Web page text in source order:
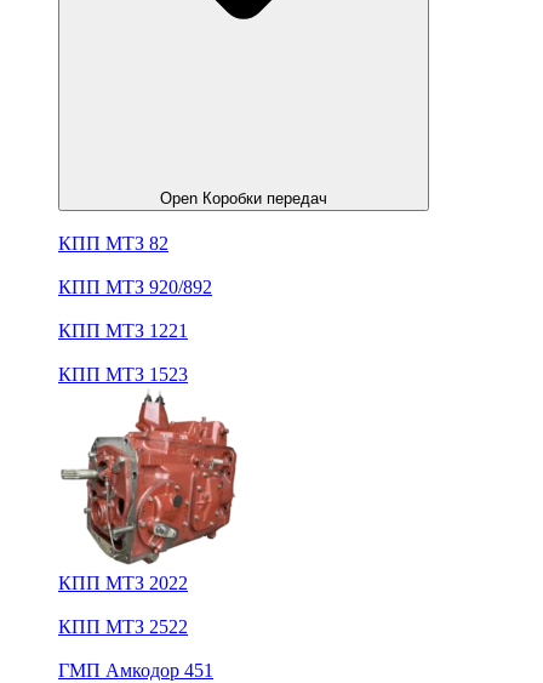
Open Коробки передач
КПП МТЗ 82
КПП МТЗ 920/892
КПП МТЗ 1221
КПП МТЗ 1523
КПП МТЗ 2022
КПП МТЗ 2522
ГМП Амкодор 451